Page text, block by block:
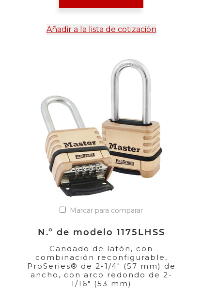
Añadir a la lista de cotización
Marcar para comparar
N.º de modelo 1175LHSS
Candado de latón, con
combinación reconfigurable,
ProSeries® de 2-1/4" (57 mm) de
ancho, con arco redondo de 2-
1/16" (53 mm)